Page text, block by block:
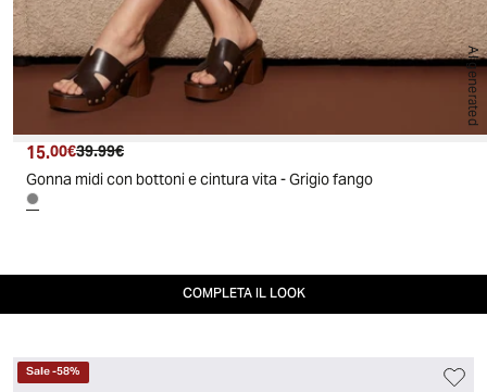
AI generated
Prezzo attuale
15.00€ Prezzo originale
39.99€
Gonna midi con bottoni e cintura vita - Grigio fango
COMPLETA IL LOOK
Sale-58%